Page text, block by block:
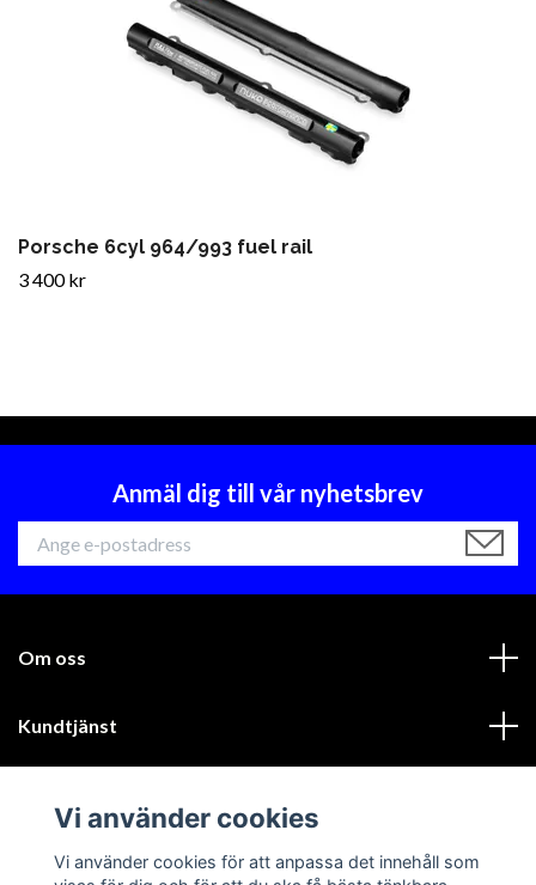
Porsche 6cyl 964/993 fuel rail
3 400 kr
Anmäl dig till vår nyhetsbrev
Om oss
Kundtjänst
Sociala medier
Vi använder cookies
Vi använder cookies för att anpassa det innehåll som